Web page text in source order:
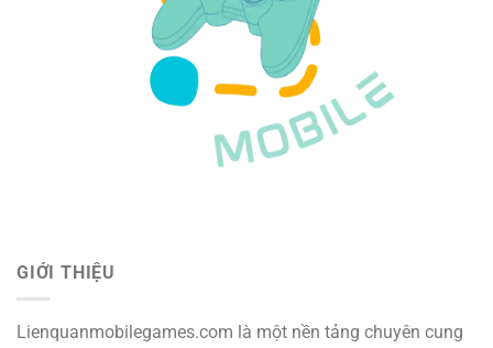
GIỚI THIỆU
Lienquanmobilegames.com là một nền tảng chuyên cung